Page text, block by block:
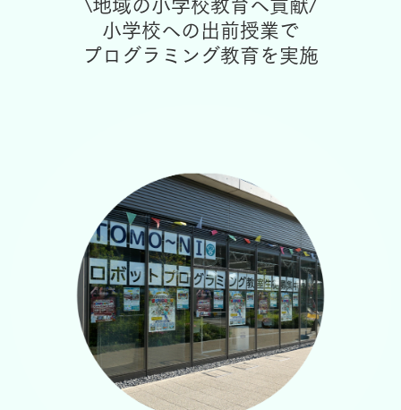
\地域の小学校教育へ貢献/
小学校への出前授業で
プログラミング教育を実施